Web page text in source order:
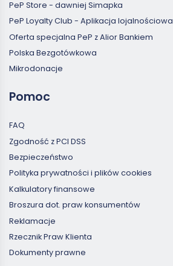
PeP Store - dawniej Simapka
PeP Loyalty Club - Aplikacja lojalnościowa
Oferta specjalna PeP z Alior Bankiem
Polska Bezgotówkowa
Mikrodonacje
Pomoc
FAQ
Zgodność z PCI DSS
Bezpieczeństwo
Polityka prywatności i plików cookies
Kalkulatory finansowe
Broszura dot. praw konsumentów
Reklamacje
Rzecznik Praw Klienta
Dokumenty prawne